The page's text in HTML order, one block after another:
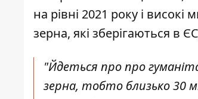
на рівні 2021 року і високі
зерна, які зберігаються в
"Йдеться про про
зерна, тобто близько 30